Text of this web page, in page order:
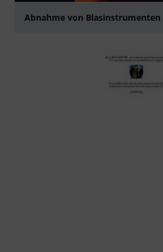
Abnahme von Blasinstrumenten